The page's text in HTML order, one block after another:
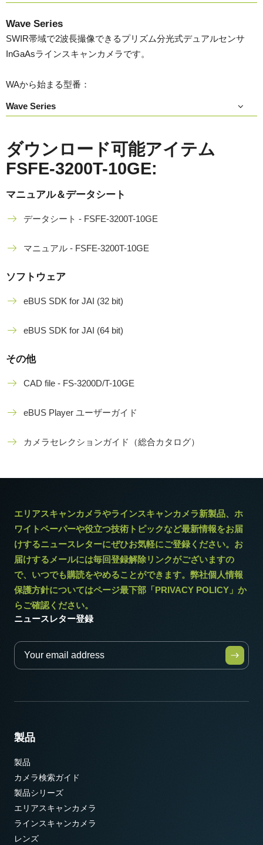
Wave Series
SWIR帯域で2波長撮像できるプリズム分光式デュアルセンサ
InGaAsラインスキャンカメラです。
WAから始まる型番：
Wave Series
ダウンロード可能アイテム
FSFE-3200T-10GE:
マニュアル＆データシート
データシート - FSFE-3200T-10GE
マニュアル - FSFE-3200T-10GE
ソフトウェア
eBUS SDK for JAI (32 bit)
eBUS SDK for JAI (64 bit)
その他
CAD file - FS-3200D/T-10GE
eBUS Player ユーザーガイド
カメラセレクションガイド（総合カタログ）
エリアスキャンカメラやラインスキャンカメラ新製品、ホ
ワイトペーパーや役立つ技術トピックなど最新情報をお届
けするニュースレターにぜひお気軽にご登録ください。お
届けするメールには毎回登録解除リンクがございますの
で、いつでも購読をやめることができます。弊社個人情報
保護方針についてはページ最下部「PRIVACY POLICY」か
らご確認ください。
ニュースレター登録
製品
製品
カメラ検索ガイド
製品シリーズ
エリアスキャンカメラ
ラインスキャンカメラ
レンズ